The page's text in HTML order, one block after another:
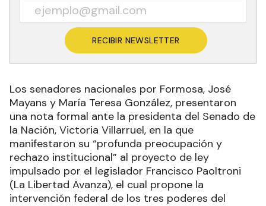
RECIBIR NEWSLETTER
Los senadores nacionales por Formosa, José
Mayans y María Teresa González, presentaron
una nota formal ante la presidenta del Senado de
la Nación, Victoria Villarruel, en la que
manifestaron su “profunda preocupación y
rechazo institucional” al proyecto de ley
impulsado por el legislador Francisco Paoltroni
(La Libertad Avanza), el cual propone la
intervención federal de los tres poderes del